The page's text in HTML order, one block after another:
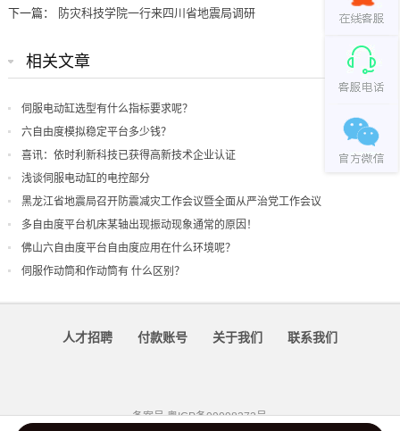
下一篇：
防灾科技学院一行来四川省地震局调研
相关文章
伺服电动缸选型有什么指标要求呢？
六自由度模拟稳定平台多少钱？
喜讯：依时利新科技已获得高新技术企业认证
浅谈伺服电动缸的电控部分
黑龙江省地震局召开防震减灾工作会议暨全面从严治党工作会议
多自由度平台机床某轴出现振动现象通常的原因！
佛山六自由度平台自由度应用在什么环境呢？
伺服作动筒和作动筒有 什么区别？
人才招聘 付款账号 关于我们 联系我们
备案号粤ICP备09098372号